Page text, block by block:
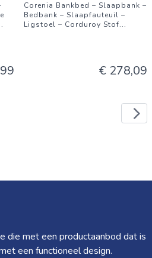
Corenia Bankbed – Slaapbank –
Bedbank – Slaapfauteuil –
Ligstoel – Corduroy Stof...
€ 278,09
die met een productaanbod dat is
een functioneel design.